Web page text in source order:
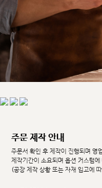
주문 제작 안내
주문서 확인 후 제작이 진행되며
제작기간이 소요되며 옵션 커스텀
(공장 제작 상황 또는 자재 입고에